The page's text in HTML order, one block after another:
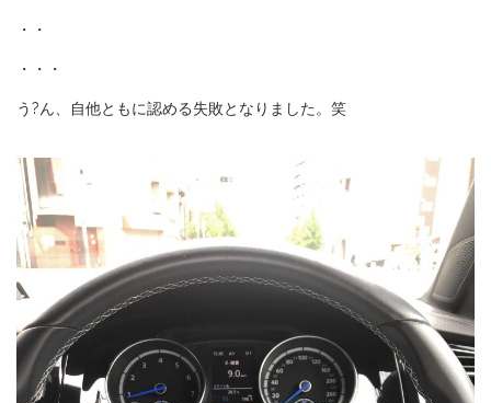
・・
・・・
う?ん、自他ともに認める失敗となりました。笑